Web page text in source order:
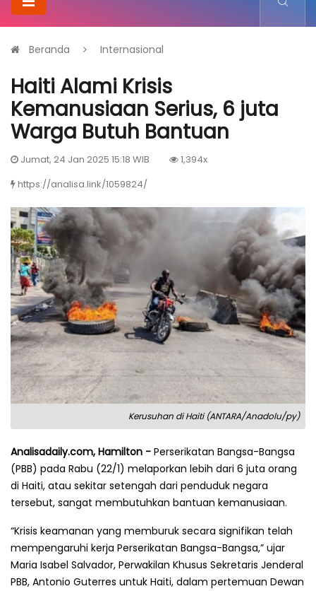
Beranda Internasional
Haiti Alami Krisis
Kemanusiaan Serius, 6 juta
Warga Butuh Bantuan
Jumat, 24 Jan 2025 15:18 WIB
1,394x
https://analisa.link/1059824/
Kerusuhan di Haiti (ANTARA/Anadolu/py)
Analisadaily.com, Hamilton - Perserikatan Bangsa-Bangsa
(PBB) pada Rabu (22/1) melaporkan lebih dari 6 juta orang
di Haiti, atau sekitar setengah dari penduduk negara
tersebut, sangat membutuhkan bantuan kemanusiaan.
“Krisis keamanan yang memburuk secara signifikan telah
mempengaruhi kerja Perserikatan Bangsa-Bangsa,” ujar
Maria Isabel Salvador, Perwakilan Khusus Sekretaris Jenderal
PBB, Antonio Guterres untuk Haiti, dalam pertemuan Dewan